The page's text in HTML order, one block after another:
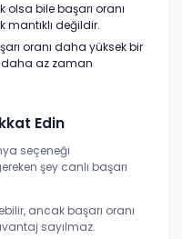
olsa bile başarı oranı
mantıklı değildir.
oranı daha yüksek bir
az zaman
Edin
seçeneği
şey canlı başarı
ancak başarı oranı
sayılmaz.